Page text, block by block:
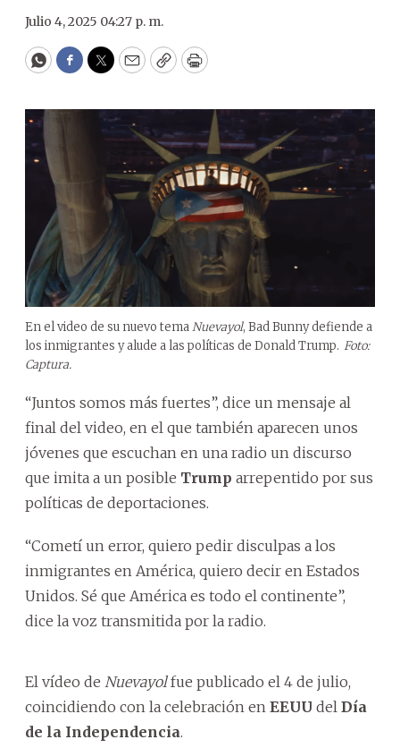
Julio 4, 2025 04:27 p. m.
WhatsApp
Facebook
Twitter
EmailCopyPrint
En el video de su nuevo temaNuevayol, Bad Bunny defiende a
los inmigrantes y alude a las políticas de Donald Trump. Foto:
Captura.
“Juntos somos más fuertes”, dice un mensaje al
final del video, en el que también aparecen unos
jóvenes que escuchan en una radio un discurso
que imita a un posible Trump arrepentido por sus
políticas de deportaciones.
“Cometí un error, quiero pedir disculpas a los
inmigrantes en América, quiero decir en Estados
Unidos. Sé que América es todo el continente”,
dice la voz transmitida por la radio.
El vídeo de Nuevayolfue publicado el 4 de julio,
coincidiendo con la celebración en EEUU del Día
de la Independencia.